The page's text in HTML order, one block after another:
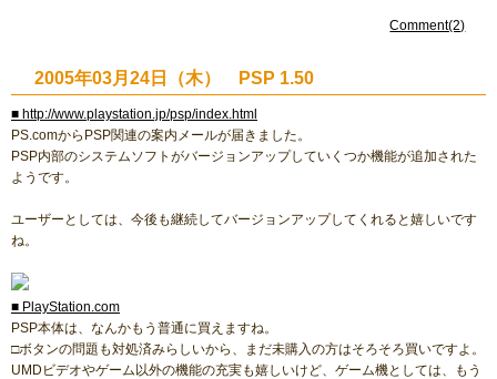
Comment(2)
2005年03月24日（木） PSP 1.50
■ http://www.playstation.jp/psp/index.html
PS.comからPSP関連の案内メールが届きました。
PSP内部のシステムソフトがバージョンアップしていくつか機能が追加された
ようです。
ユーザーとしては、今後も継続してバージョンアップしてくれると嬉しいです
ね。
■ PlayStation.com
PSP本体は、なんかもう普通に買えますね。
□ボタンの問題も対処済みらしいから、まだ未購入の方はそろそろ買いですよ。
UMDビデオやゲーム以外の機能の充実も嬉しいけど、ゲーム機としては、もう